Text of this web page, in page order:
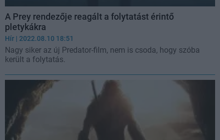
A Prey rendezője reagált a folytatást érintő
pletykákra
Hír | 2022.08.10 18:51
Nagy siker az új Predator-film, nem is csoda, hogy szóba
került a folytatás.